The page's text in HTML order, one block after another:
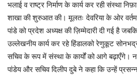
भलाई व राष्ट्र निर्माण के कार्य कर रही संस्था
शाखा की शुरुआत की। मूलतः देवरिया के ओर
पांडे को प्रदेश अध्यक्ष की ज़िम्मेदारी दी गई है
उल्लेखनीय कार्य कर रहे हिंडालको रेणुकूट
सचिव के रूप में संस्था के कार्यों को आगे बढ़ाएँगे।
पांडेय और सचिव दिलीप दुबे ने कहा कि उन्हें